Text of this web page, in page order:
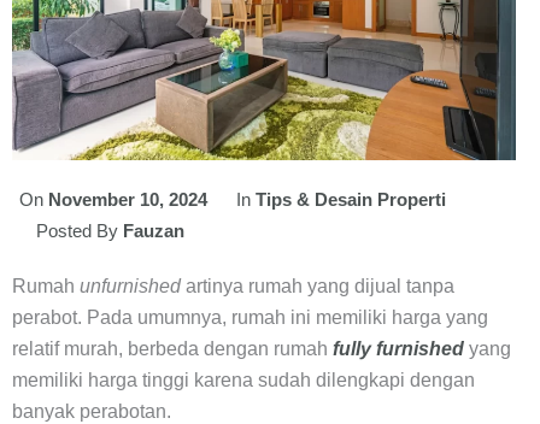
On November 10, 2024 In Tips & Desain Properti
Posted By Fauzan
Rumah unfurnishedartinya rumah yang dijual tanpa
perabot. Pada umumnya, rumah ini memiliki harga yang
relatif murah, berbeda dengan rumah fully furnished yang
memiliki harga tinggi karena sudah dilengkapi dengan
banyak perabotan.